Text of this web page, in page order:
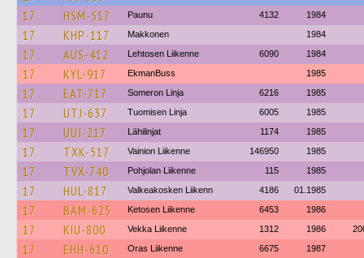
17 HSM-517 Paunu 4132 1984
17 KHP-117 Makkonen 1984
17 AUS-412 Lehtosen Liikenne 6090 1984
17 KYL-917 EkmanBuss 1985
17 EAT-717 Someron Linja 6216 1985
17 UTJ-637 Tuomisen Linja 6005 1985
17 UUJ-217 Lähilinjat 1174 1985
17 TXK-517 Vainion Liikenne 146950 1985
17 TVX-740 Pohjolan Liikenne 115 1985
17 HUL-817 Valkeakosken Liikenn 4186 01.1985
17 BAM-625 Ketosen Liikenne 6453 1986
17 KIU-800 Vekka Liikenne 1312 1986
17 EHH-610 Oras Liikenne 6675 1987